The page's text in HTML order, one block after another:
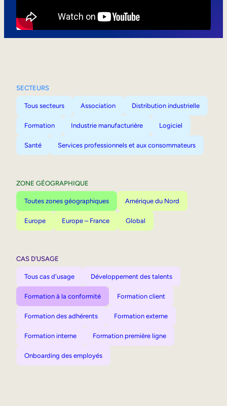
SECTEURS
Tous secteurs Association Distribution industrielle
Formation Industrie manufacturière Logiciel
Santé Services professionnels et aux consommateurs
ZONE GÉOGRAPHIQUE
Toutes zones géographiques Amérique du Nord
Europe Europe – France Global
CAS D’USAGE
Tous cas d'usage Développement des talents
Formation à la conformité Formation client
Formation des adhérents Formation externe
Formation interne Formation première ligne
Onboarding des employés